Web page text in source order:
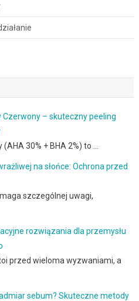
Czerwony – skuteczny peeling
30% + BHA 2%) to …
na słońce: Ochrona przed
szczególnej uwagi,
rozwiązania dla przemysłu
przed wieloma wyzwaniami, a
sebum? Skuteczne metody